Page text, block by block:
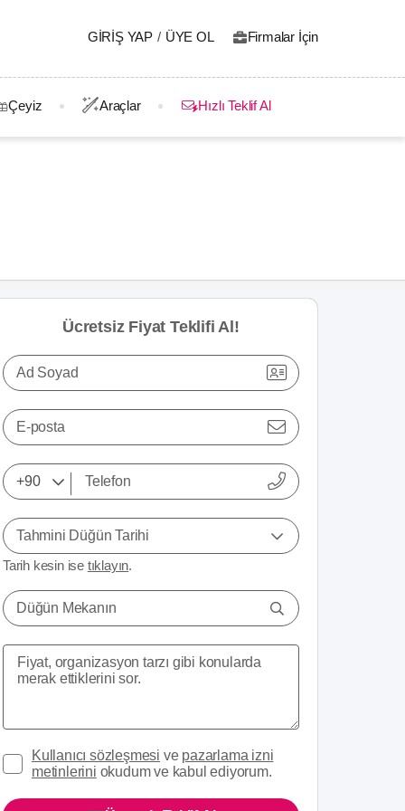
GIRIŞ YAP / ÜYE OL Firmalar İçin
Çeyiz Araçlar Hızlı Teklif Al
Ücretsiz Fiyat Teklifi Al!
Ad Soyad
E-posta
Tahmini Düğün Tarihi
Tarih kesin ise tıklayın.
Düğün Mekanın
Kullanıcı sözleşmesi ve pazarlama izni
metinlerini okudum ve kabul ediyorum.